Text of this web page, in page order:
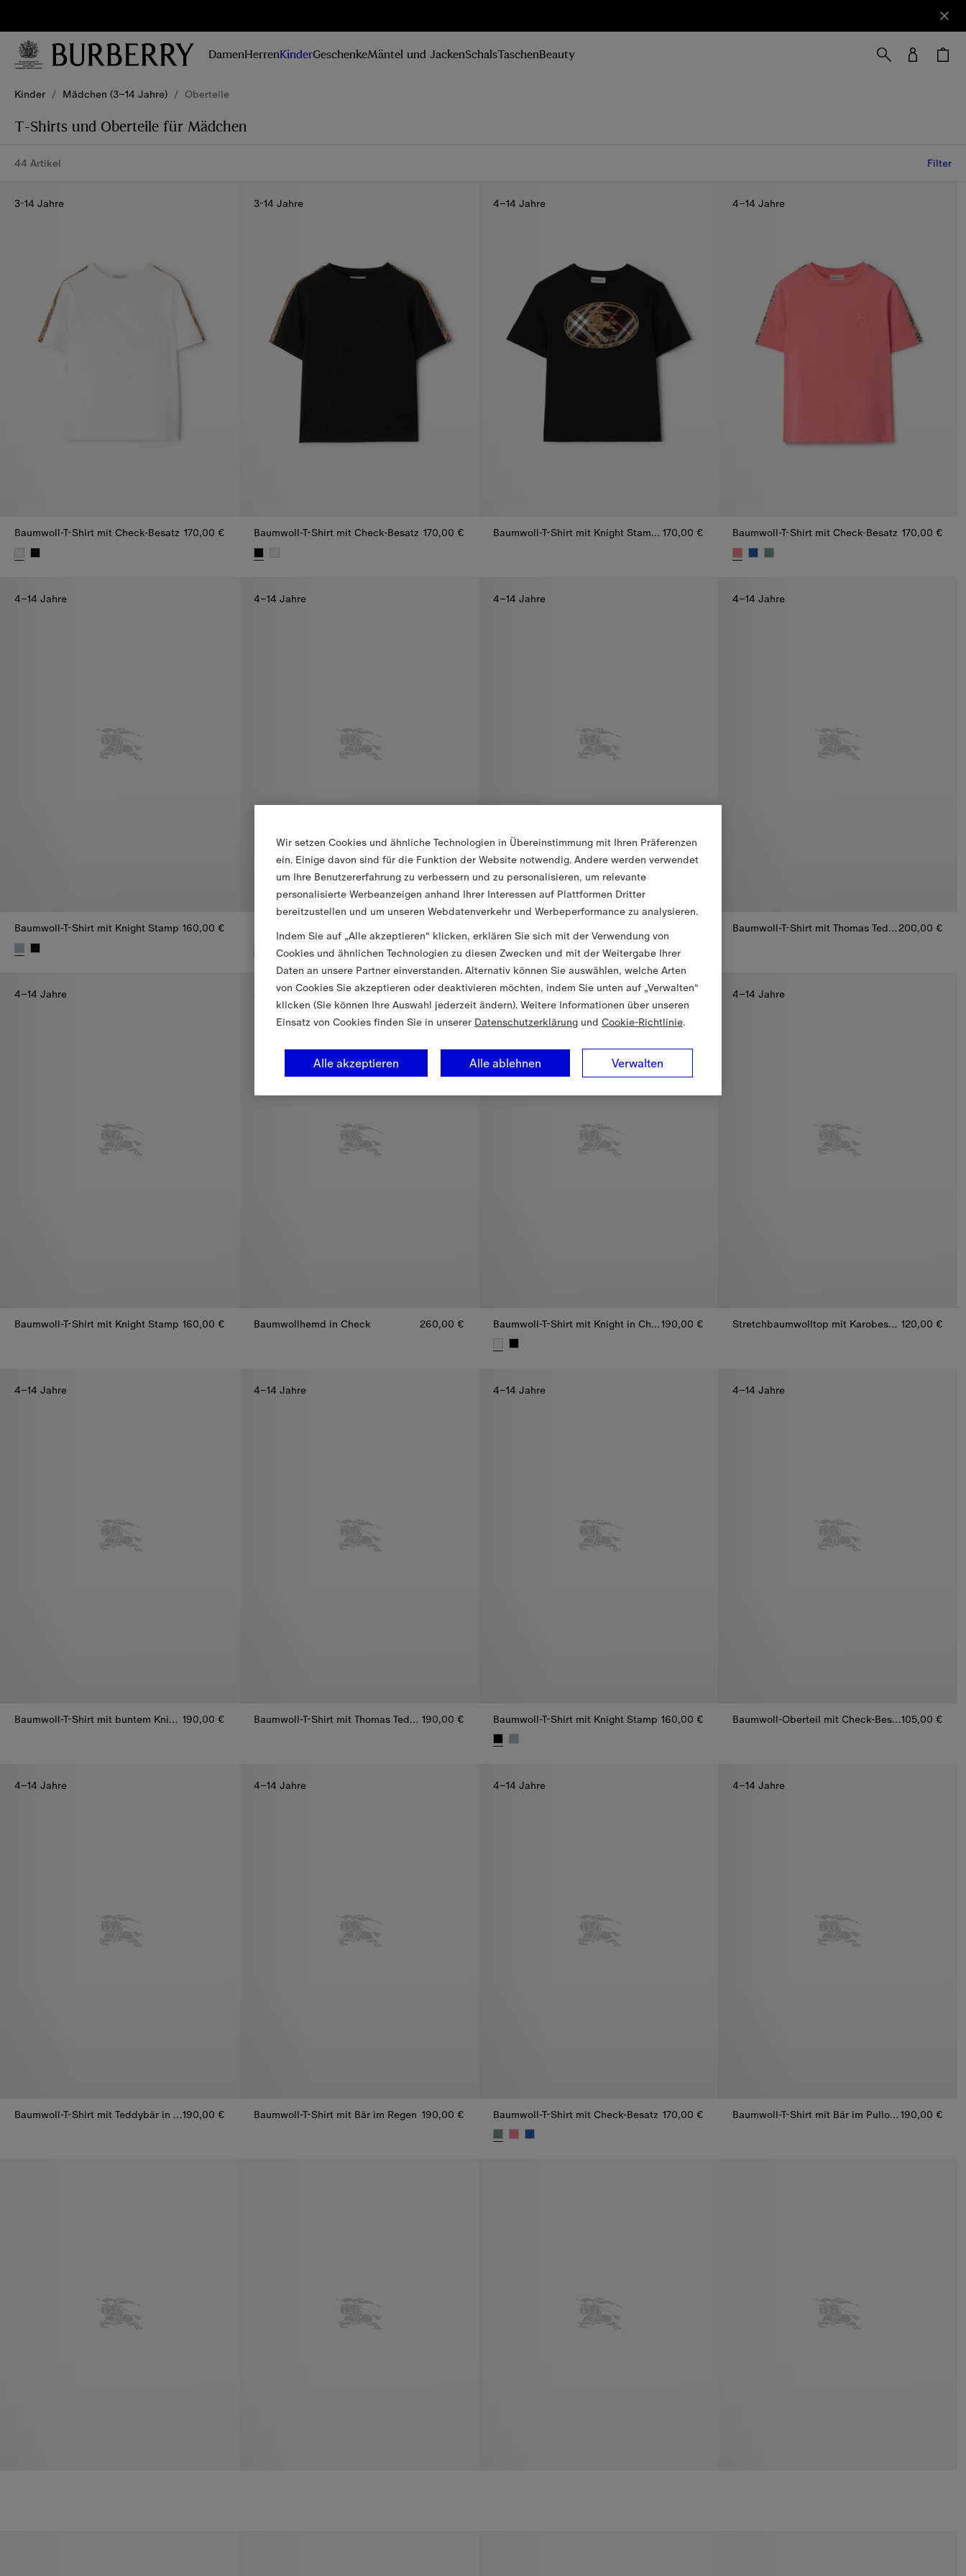
Erhalten Sie
Updates zu
unseren
Kollektionen,
und Storys
DamenHerrenKinderGeschenkeMäntel und JackenSchalsTaschenBeauty
Kinder / Mädchen (3–14 Jahre) / Oberteile
T-Shirts und Oberteile für Mädchen
44 Artikel Filter
3-14 Jahre
Baumwoll-T-Shirt mit Check-Besatz 170,00 €
3-14 Jahre
Baumwoll-T-Shirt mit Check-Besatz 170,00 €
4–14 Jahre
Baumwoll-T-Shirt mit Knight Stamp in Check 170,00 €
Baumwoll-T-Shirt mit Knight Stamp in Check, 170,00 €
4–14 Jahre
Baumwoll-T-Shirt mit Check-Besatz 170,00 €
4–14 Jahre
Baumwoll-T-Shirt mit Knight Stamp 160,00 €
4–14 Jahre 4–14 Jahre
Baumwoll-T-Shirt mit Knight in Check, 190,00 €
4–14 Jahre
Baumwoll-T-Shirt mit Thomas Teddybär und London-Motiv200,00 €
4–14 Jahre
Baumwoll-T-Shirt mit Knight Stamp 160,00 €
4–14 Jahre
Baumwollhemd in Check
260,00 €
4–14 Jahre
Baumwoll-T-Shirt mit Knight in Check190,00 €
4–14 Jahre
Stretchbaumwolltop mit Karobesatz 120,00 €
4–14 Jahre
Baumwoll-T-Shirt mit buntem Knight 190,00 €
4–14 Jahre
Baumwoll-T-Shirt mit Thomas Teddybär und Freunden 190,00 €
Baumwoll-T-Shirt mit Thomas Teddybär und Freunden, 190,00 €
4–14 Jahre
Baumwoll-T-Shirt mit Knight Stamp 160,00 €
4–14 Jahre
Baumwoll-Oberteil mit Check-Besatz105,00 €
4–14 Jahre
Baumwoll-T-Shirt mit Teddybär in wattierter Jacke190,00 €
4–14 Jahre
Baumwoll-T-Shirt mit Bär im Regen 190,00 €
4–14 Jahre
Baumwoll-T-Shirt mit Check-Besatz 170,00 €
4–14 Jahre
Baumwoll-T-Shirt mit Bär im Pullover 190,00 €
Wir setzen Cookies und ähnliche Technologien in Übereinstimmung mit Ihren Präferenzen
ein. Einige davon sind für die Funktion der Website notwendig. Andere werden verwendet
um Ihre Benutzererfahrung zu verbessern und zu personalisieren, um relevante
personalisierte Werbeanzeigen anhand Ihrer Interessen auf Plattformen Dritter
bereitzustellen und um unseren Webdatenverkehr und Werbeperformance zu analysieren.
Indem Sie auf „Alle akzeptieren“ klicken, erklären Sie sich mit der Verwendung von
Cookies und ähnlichen Technologien zu diesen Zwecken und mit der Weitergabe Ihrer
Daten an unsere Partner einverstanden. Alternativ können Sie auswählen, welche Arten
von Cookies Sie akzeptieren oder deaktivieren möchten, indem Sie unten auf „Verwalten“
klicken (Sie können Ihre Auswahl jederzeit ändern). Weitere Informationen über unseren
Einsatz von Cookies finden Sie in unserer Datenschutzerklärung und Cookie-Richtlinie.
Verwalten
Alle ablehnen
Alle akzeptieren